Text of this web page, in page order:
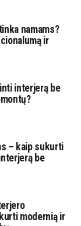
namams?
ir
interjerą be
– kaip sukurti
be
modernią ir